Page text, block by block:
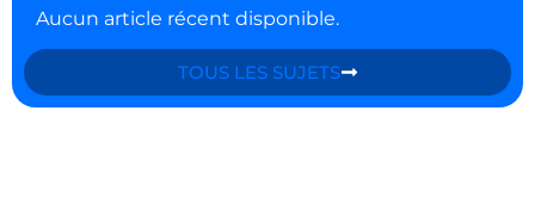
Aucun article récent disponible.
TOUS LES SUJETS